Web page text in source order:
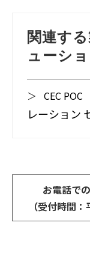
関連す
ューシ
＞ CEC POC
レーション
お電話で
（受付時間：